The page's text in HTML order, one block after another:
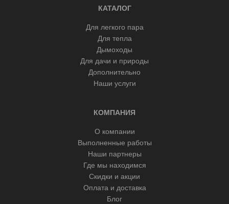
КАТАЛОГ
Для легкого пара
Для тепла
Дымоходы
Для дачи и природы
Дополнительно
Наши услуги
КОМПАНИЯ
О компании
Выполненные работы
Наши партнеры
Где мы находимся
Скидки и акции
Оплата и доставка
Блог